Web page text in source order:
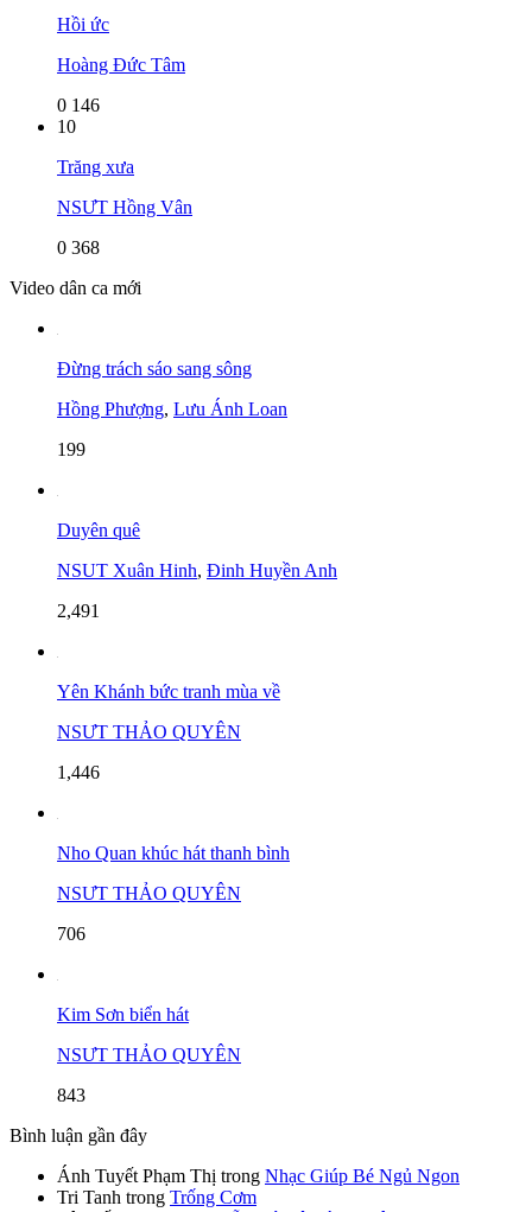
Hồi ức
Hoàng Đức Tâm
0 146
10
Trăng xưa
NSƯT Hồng Vân
0 368
Video dân ca mới
Đừng trách sáo sang sông
Hồng Phượng, Lưu Ánh Loan
199
Duyên quê
NSUT Xuân Hinh, Đinh Huyền Anh
2,491
Yên Khánh bức tranh mùa về
NSƯT THẢO QUYÊN
1,446
Nho Quan khúc hát thanh bình
NSƯT THẢO QUYÊN
706
Kim Sơn biển hát
NSƯT THẢO QUYÊN
843
Bình luận gần đây
Ánh Tuyết Phạm Thị trong Nhạc Giúp Bé Ngủ Ngon
Tri Tanh trong Trống Cơm